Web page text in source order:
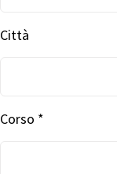
Città
Corso *